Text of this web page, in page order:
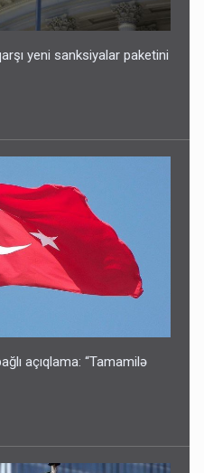
yeni sanksiyalar paketini
açıqlama: “Tamamilə